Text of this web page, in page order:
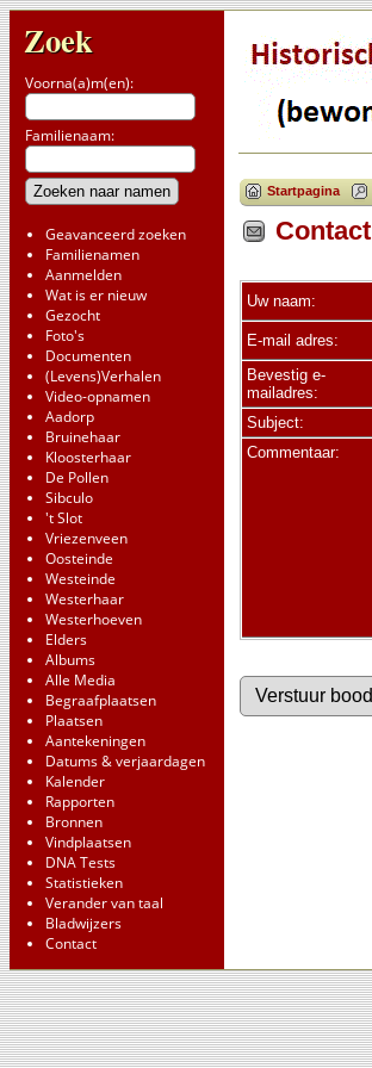
Zoek
Voorna(a)m(en):
Familienaam:
Geavanceerd zoeken
Familienamen
Aanmelden
Wat is er nieuw
Gezocht
Foto's
Documenten
(Levens)Verhalen
Video-opnamen
Aadorp
Bruinehaar
Kloosterhaar
De Pollen
Sibculo
't Slot
Vriezenveen
Oosteinde
Westeinde
Westerhaar
Westerhoeven
Elders
Albums
Alle Media
Begraafplaatsen
Plaatsen
Aantekeningen
Datums & verjaardagen
Kalender
Rapporten
Bronnen
Vindplaatsen
DNA Tests
Statistieken
Verander van taal
Bladwijzers
Contact
Startpagina
Contact
Uw naam:
E-mail adres:
Bevestig e-
mailadres:
Subject:
Commentaar: